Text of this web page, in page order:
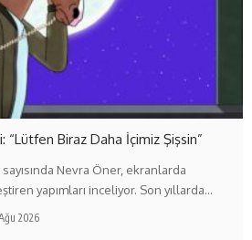
“Lütfen Biraz Daha İçimiz Şişsin”
Nevra Öner, ekranlarda
yapımları inceliyor. Son yıllarda…
2026